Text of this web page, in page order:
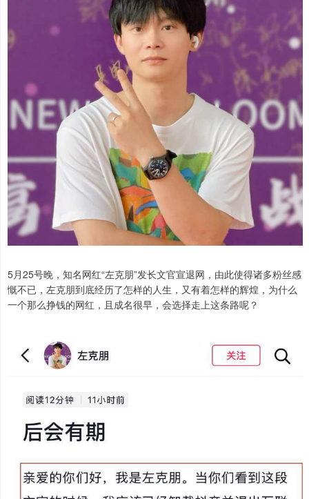
5月25号晚，知名网红“左克朋”发长文官宣退网，由此使得诸多粉丝感
慨不已，左克朋到底经历了怎样的人生，又有着怎样的辉煌，为什么
一个那么挣钱的网红，且成名很早，会选择走上这条路呢？